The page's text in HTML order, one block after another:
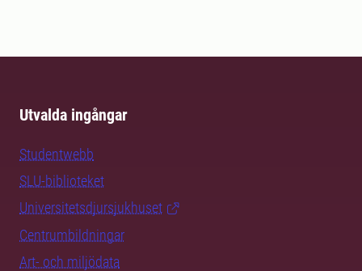
Utvalda ingångar
Studentwebb
SLU-biblioteket
Universitetsdjursjukhuset
Centrumbildningar
Art- och miljödata